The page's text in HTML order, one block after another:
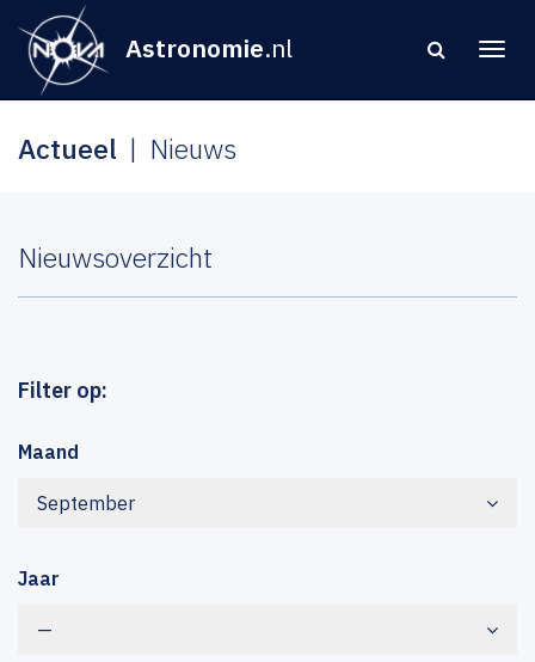
Astronomie.nl
Actueel Nieuws
Nieuwsoverzicht
Filter op:
Maand
September
Jaar
—